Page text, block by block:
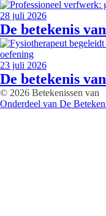
28 juli 2026
De betekenis
23 juli 2026
De betekenis
© 2026 Betekenissen van
Onderdeel van De